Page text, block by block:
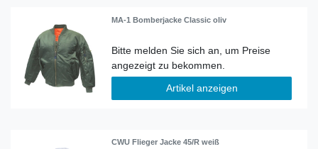
MA-1 Bomberjacke Classic oliv
Artikel anzeigen
CWU Flieger Jacke 45/R weiß